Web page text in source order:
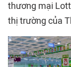
thương mại
thị trường của